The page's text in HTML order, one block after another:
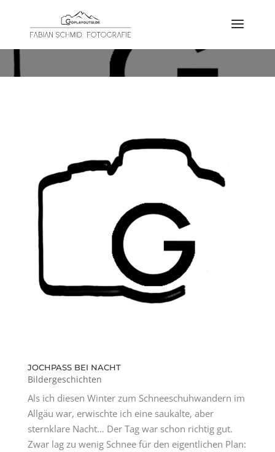
SCHLAGWORT:
JOCHPASS BEI NACHT
Bildergeschichten
Als ich diesen Winter zum Schneeschuhwandern im
Allgäu war, erwischte ich eine saukalte, aber
sternklare Nacht… Der Tag war schon richtig gut.
Zwar lag zu wenig Schnee für den eigentlichen Plan: